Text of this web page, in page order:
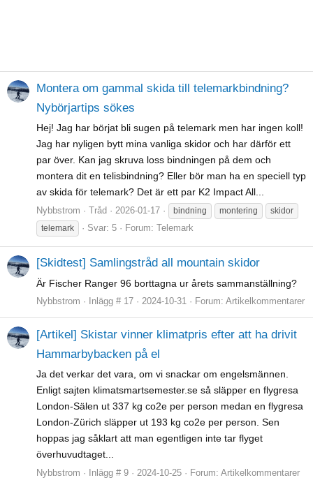
Montera om gammal skida till telemarkbindning?
Nybörjartips sökes
Hej! Jag har börjat bli sugen på telemark men har ingen koll!
Jag har nyligen bytt mina vanliga skidor och har därför ett
par över. Kan jag skruva loss bindningen på dem och
montera dit en telisbindning? Eller bör man ha en speciell typ
av skida för telemark? Det är ett par K2 Impact All...
Nybbstrom Tråd 2026-01-17 bindning montering
skidor
telemark
Svar: 5 Forum: Telemark
[Skidtest] Samlingstråd all mountain skidor
Är Fischer Ranger 96 borttagna ur årets sammanställning?
Nybbstrom Inlägg # 17 2024-10-31 Forum: Artikelkommentarer
[Artikel] Skistar vinner klimatpris efter att ha drivit
Hammarbybacken på el
Ja det verkar det vara, om vi snackar om engelsmännen.
Enligt sajten klimatsmartsemester.se så släpper en flygresa
London-Sälen ut 337 kg co2e per person medan en flygresa
London-Zürich släpper ut 193 kg co2e per person. Sen
hoppas jag såklart att man egentligen inte tar flyget
överhuvudtaget...
Nybbstrom Inlägg # 9 2024-10-25 Forum: Artikelkommentarer